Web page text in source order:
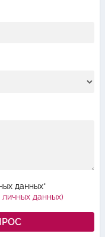
данных*
данных)